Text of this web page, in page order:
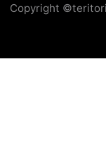
Copyright